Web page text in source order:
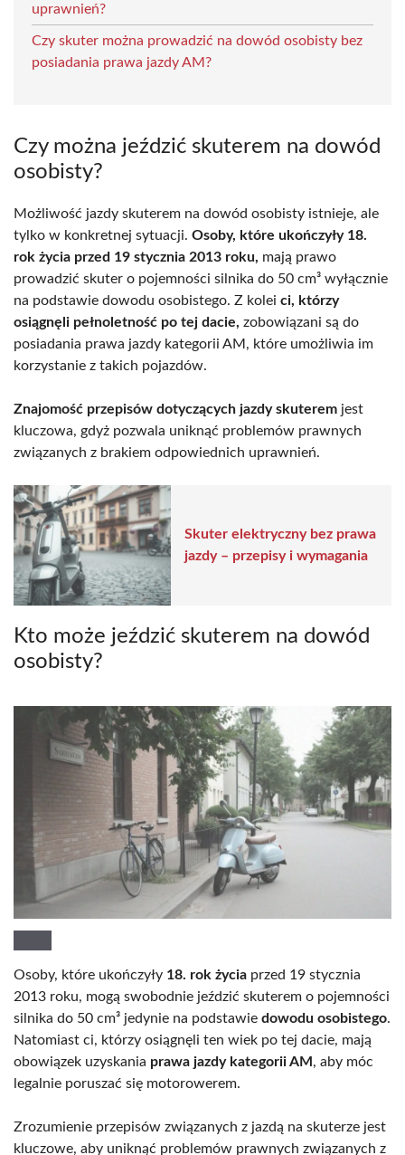
uprawnień?
Czy skuter można prowadzić na dowód osobisty bez
posiadania prawa jazdy AM?
Czy można jeździć skuterem na dowód
osobisty?
Możliwość jazdy skuterem na dowód osobisty istnieje, ale
tylko w konkretnej sytuacji. Osoby, które ukończyły 18.
rok życia przed 19 stycznia 2013 roku, mają prawo
prowadzić skuter o pojemności silnika do 50 cm³ wyłącznie
na podstawie dowodu osobistego. Z kolei ci, którzy
osiągnęli pełnoletność po tej dacie, zobowiązani są do
posiadania prawa jazdy kategorii AM, które umożliwia im
korzystanie z takich pojazdów.
Znajomość przepisów dotyczących jazdy skuterem jest
kluczowa, gdyż pozwala uniknąć problemów prawnych
związanych z brakiem odpowiednich uprawnień.
Skuter elektryczny bez prawa
jazdy – przepisy i wymagania
Kto może jeździć skuterem na dowód
osobisty?
Osoby, które ukończyły 18. rok życia przed 19 stycznia
2013 roku, mogą swobodnie jeździć skuterem o pojemności
silnika do 50 cm³ jedynie na podstawie dowodu osobistego.
Natomiast ci, którzy osiągnęli ten wiek po tej dacie, mają
obowiązek uzyskania prawa jazdy kategorii AM , aby móc
legalnie poruszać się motorowerem.
Zrozumienie przepisów związanych z jazdą na skuterze jest
kluczowe, aby uniknąć problemów prawnych związanych z